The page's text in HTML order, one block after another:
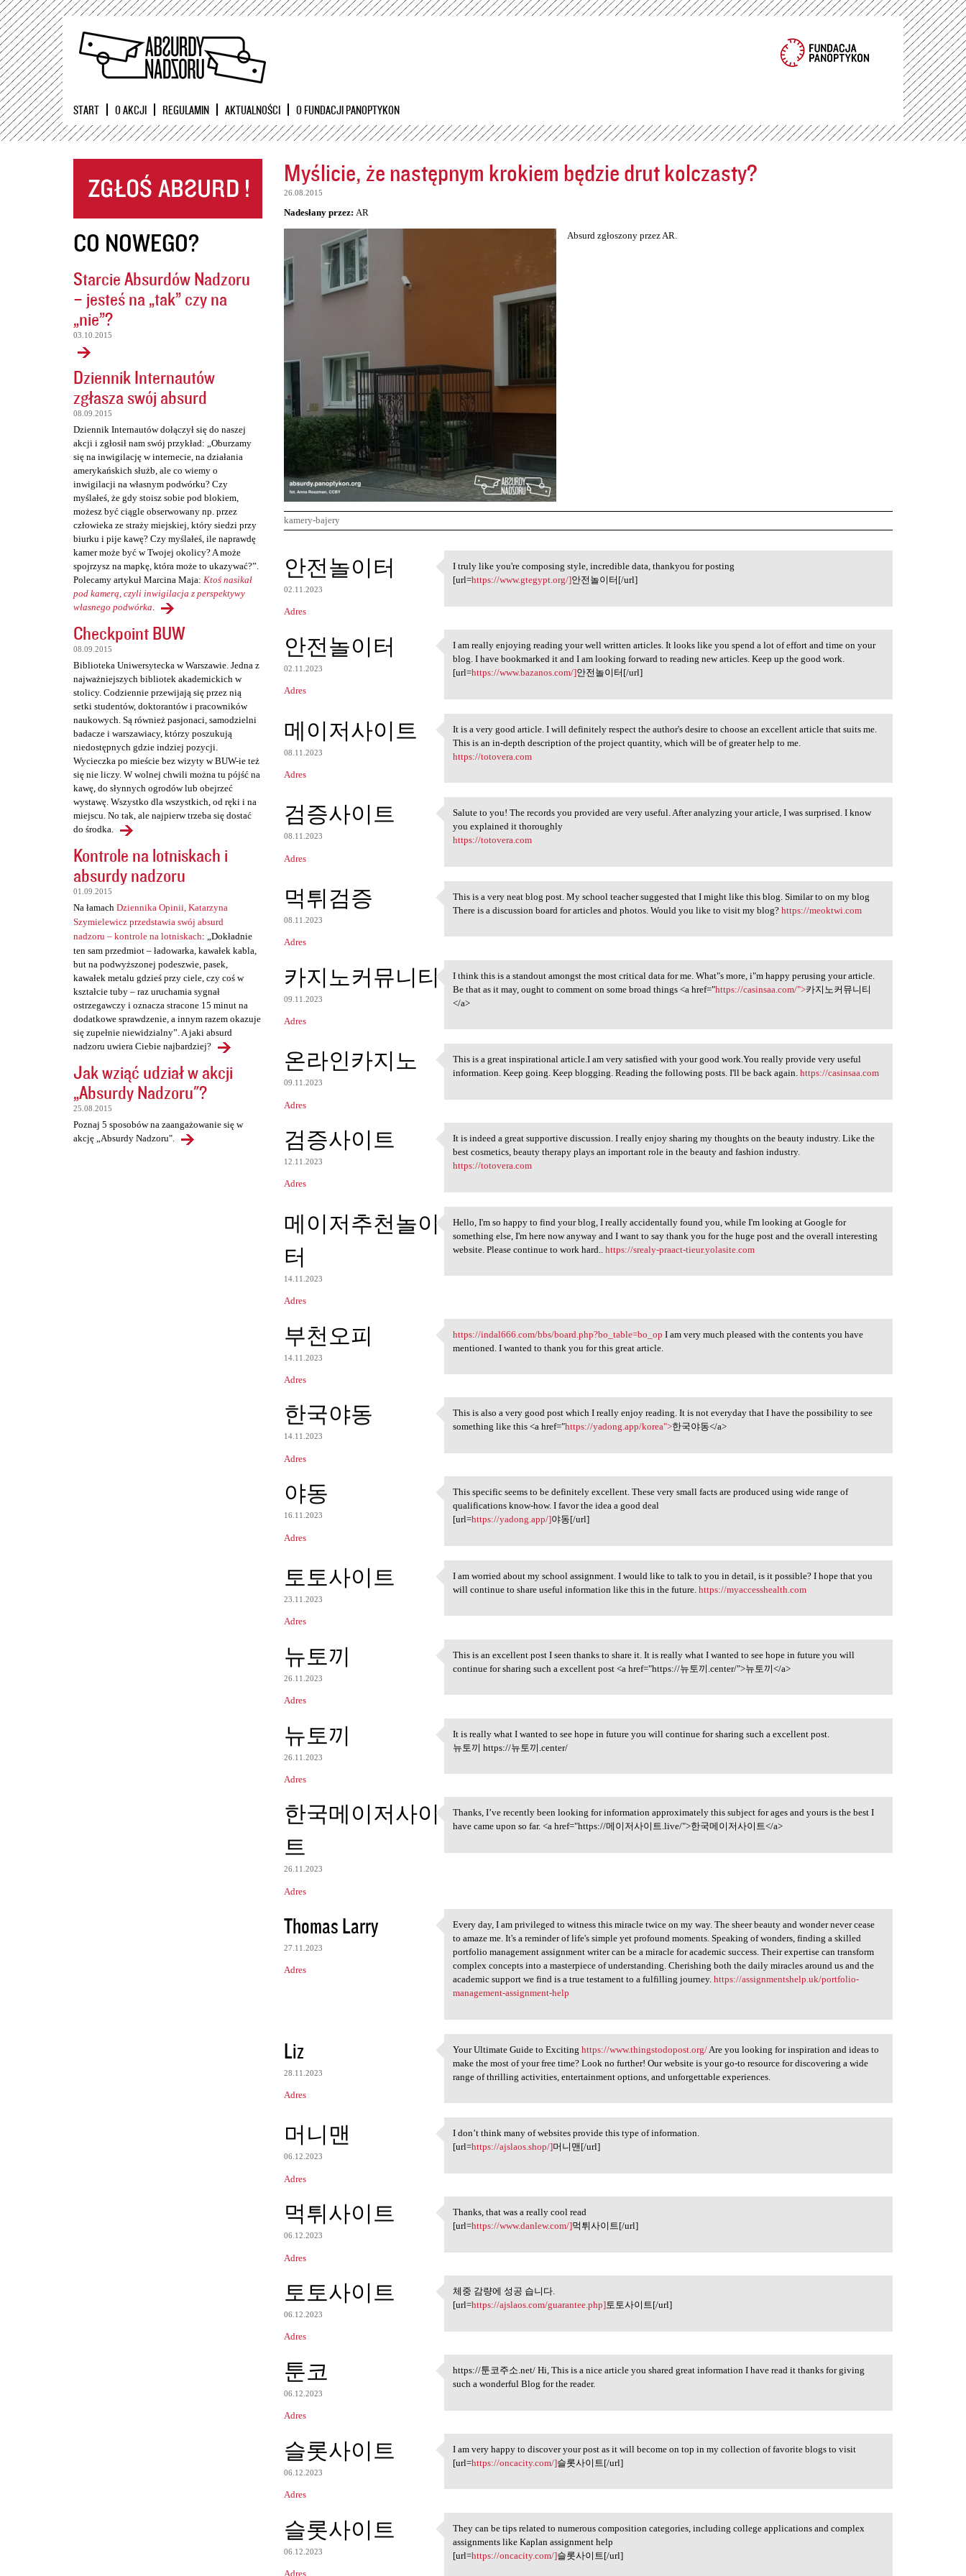
Przejdź
START O AKCJI REGULAMIN AKTUALNOŚCI O FUNDACJI PANOPTYKON
CO NOWEGO?
Starcie Absurdów Nadzoru
– jesteś na „tak” czy na
„nie”?
03.10.2015
Dziennik Internautów
zgłasza swój absurd
08.09.2015
Dziennik Internautów dołączył się do naszej
akcji i zgłosił nam swój przykład: „Oburzamy
się na inwigilację w internecie, na działania
amerykańskich służb, ale co wiemy o
inwigilacji na własnym podwórku? Czy
myślałeś, że gdy stoisz sobie pod blokiem,
możesz być ciągle obserwowany np. przez
człowieka ze straży miejskiej, który siedzi przy
biurku i pije kawę? Czy myślałeś, ile naprawdę
kamer może być w Twojej okolicy? A może
spojrzysz na mapkę, która może to ukazywać?”.
Polecamy artykuł Marcina Maja: Ktoś nasikał
pod kamerą, czyli inwigilacja z perspektywy
własnego podwórka.
Checkpoint BUW
08.09.2015
Biblioteka Uniwersytecka w Warszawie. Jedna z
najważniejszych bibliotek akademickich w
stolicy. Codziennie przewijają się przez nią
setki studentów, doktorantów i pracowników
naukowych. Są również pasjonaci, samodzielni
badacze i warszawiacy, którzy poszukują
niedostępnych gdzie indziej pozycji.
Wycieczka po mieście bez wizyty w BUW-ie też
się nie liczy. W wolnej chwili można tu pójść na
kawę, do słynnych ogrodów lub obejrzeć
wystawę. Wszystko dla wszystkich, od ręki i na
miejscu. No tak, ale najpierw trzeba się dostać
do środka.
Kontrole na lotniskach i
absurdy nadzoru
01.09.2015
Na łamach Dziennika Opinii, Katarzyna
Szymielewicz przedstawia swój absurd
nadzoru – kontrole na lotniskach: „Dokładnie
ten sam przedmiot – ładowarka, kawałek kabla,
but na podwyższonej podeszwie, pasek,
kawałek metalu gdzieś przy ciele, czy coś w
kształcie tuby – raz uruchamia sygnał
ostrzegawczy i oznacza stracone 15 minut na
dodatkowe sprawdzenie, a innym razem okazuje
się zupełnie niewidzialny”. A jaki absurd
nadzoru uwiera Ciebie najbardziej?
Jak wziąć udział w akcji
„Absurdy Nadzoru"?
25.08.2015
Poznaj 5 sposobów na zaangażowanie się w
akcję „Absurdy Nadzoru".
Myślicie, że następnym krokiem będzie drut kolczasty?
26.08.2015
Nadesłany przez: AR
Absurd zgłoszony przez AR.
kamery-bajery
K
o
m
e
n
t
r
z
e
안전놀이터
02.11.2023
Adres
I truly like you're composing
I truly like you're composing style, incredible data, thankyou for posting
[url=https://www.gtegypt.org/]안전놀이터[/url]
안전놀이터
02.11.2023
Adres
I am really enjoying reading
I am really enjoying reading your well written articles. It looks like you spend a lot of effort and time on your
blog. I have bookmarked it and I am looking forward to reading new articles. Keep up the good work.
[url=https://www.bazanos.com/]안전놀이터[/url]
메이저사이트
08.11.2023
Adres
It is a very good article. I
It is a very good article. I will definitely respect the author's desire to choose an excellent article that suits me.
This is an in-depth description of the project quantity, which will be of greater help to me.
https://totovera.com
검증사이트
08.11.2023
Adres
Salute to you! The records
Salute to you! The records you provided are very useful. After analyzing your article, I was surprised. I know
you explained it thoroughly
https://totovera.com
먹튀검증
08.11.2023
Adres
This is a very neat blog post
This is a very neat blog post. My school teacher suggested that I might like this blog. Similar to on my blog
There is a discussion board for articles and photos. Would you like to visit my blog?https://meoktwi.com
카지노커뮤니티
09.11.2023
Adres
I think this is a standout
I think this is a standout amongst the most critical data for me. What"s more, i"m happy perusing your article.
Be that as it may, ought to comment on some broad things <a href="https://casinsaa.com/">카지노커뮤니티
</a>
온라인카지노
09.11.2023
Adres
This is a great inspirational
This is a great inspirational article.I am very satisfied with your good work.You really provide very useful
information. Keep going. Keep blogging. Reading the following posts. I'll be back again.https://casinsaa.com
검증사이트
12.11.2023
Adres
It is indeed a great
It is indeed a great supportive discussion. I really enjoy sharing my thoughts on the beauty industry. Like the
best cosmetics, beauty therapy plays an important role in the beauty and fashion industry.
https://totovera.com
메이저추천놀이
터
14.11.2023
Adres
Hello, I'm so happy to find
Hello, I'm so happy to find your blog, I really accidentally found you, while I'm looking at Google for
something else, I'm here now anyway and I want to say thank you for the huge post and the overall interesting
website. Please continue to work hard..https://srealy-praact-tieur.yolasite.com
부천오피
14.11.2023
Adres
https://indal666.com/bbs
https://indal666.com/bbs/board.php?bo_table=bo_op I am very much pleased with the contents you have
mentioned. I wanted to thank you for this great article.
한국야동
14.11.2023
Adres
This is also a very good post
This is also a very good post which I really enjoy reading. It is not everyday that I have the possibility to see
something like this <a href="https://yadong.app/korea">한국야동</a>
야동
16.11.2023
Adres
This specific seems to be
This specific seems to be definitely excellent. These very small facts are produced using wide range of
qualifications know-how. I favor the idea a good deal
[url=https://yadong.app/]야동[/url]
토토사이트
23.11.2023
Adres
I am worried about my school
I am worried about my school assignment. I would like to talk to you in detail, is it possible? I hope that you
will continue to share useful information like this in the future.https://myaccesshealth.com
뉴토끼
26.11.2023
Adres
This is an excellent post I
This is an excellent post I seen thanks to share it. It is really what I wanted to see hope in future you will
continue for sharing such a excellent post <a href="https://뉴토끼.center/">뉴토끼</a>
뉴토끼
26.11.2023
Adres
It is really what I wanted to
It is really what I wanted to see hope in future you will continue for sharing such a excellent post.
뉴토끼 https://뉴토끼.center/
한국메이저사이
트
26.11.2023
Adres
Thanks, I’ve recently been
Thanks, I’ve recently been looking for information approximately this subject for ages and yours is the best I
have came upon so far. <a href="https://메이저사이트.live/">한국메이저사이트</a>
Thomas Larry
27.11.2023
Adres
Every day, I am privileged to
Every day, I am privileged to witness this miracle twice on my way. The sheer beauty and wonder never cease
to amaze me. It's a reminder of life's simple yet profound moments. Speaking of wonders, finding a skilled
portfolio management assignment writer can be a miracle for academic success. Their expertise can transform
complex concepts into a masterpiece of understanding. Cherishing both the daily miracles around us and the
academic support we find is a true testament to a fulfilling journey.https://assignmentshelp.uk/portfolio-
management-assignment-help
Liz
28.11.2023
Adres
Your Ultimate Guide to
Your Ultimate Guide to Excitinghttps://www.thingstodopost.org/ Are you looking for inspiration and ideas to
make the most of your free time? Look no further! Our website is your go-to resource for discovering a wide
range of thrilling activities, entertainment options, and unforgettable experiences.
머니맨
06.12.2023
Adres
I don’t think many of
I don’t think many of websites provide this type of information.
[url=https://ajslaos.shop/]머니맨[/url]
먹튀사이트
06.12.2023
Adres
Thanks, that was a really
Thanks, that was a really cool read
[url=https://www.danlew.com/]먹튀사이트[/url]
토토사이트
06.12.2023
Adres
체중 감량에 성공 습니다.
체중 감량에 성공 습니다.
[url=https://ajslaos.com/guarantee.php]토토사이트[/url]
툰코
06.12.2023
Adres
https://툰코주소.net/ Hi, This is
https://툰코주소.net/ Hi, This is a nice article you shared great information I have read it thanks for giving
such a wonderful Blog for the reader.
슬롯사이트
06.12.2023
Adres
I am very happy to discover
I am very happy to discover your post as it will become on top in my collection of favorite blogs to visit
[url=https://oncacity.com/]슬롯사이트[/url]
슬롯사이트
06.12.2023
Adres
They can be tips related to
They can be tips related to numerous composition categories, including college applications and complex
assignments like Kaplan assignment help
[url=https://oncacity.com/]슬롯사이트[/url]